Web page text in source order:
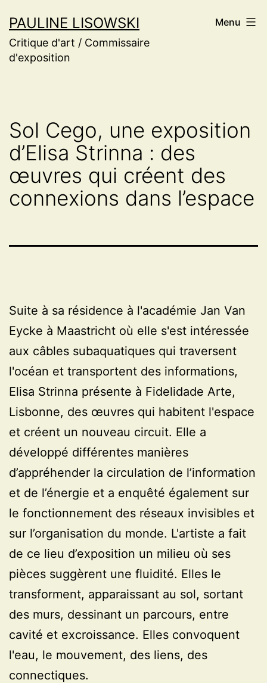
au
contenu
PAULINE LISOWSKI
Critique d'art / Commissaire
d'exposition
Menu
Sol Cego, une exposition
d’Elisa Strinna : des
œuvres qui créent des
connexions dans l’espace
Suite à sa résidence à l'académie Jan Van
Eycke à Maastricht où elle s'est intéressée
aux câbles subaquatiques qui traversent
l'océan et transportent des informations,
Elisa Strinna présente à Fidelidade Arte,
Lisbonne, des œuvres qui habitent l'espace
et créent un nouveau circuit. Elle a
développé différentes manières
d’appréhender la circulation de l’information
et de l’énergie et a enquêté également sur
le fonctionnement des réseaux invisibles et
sur l’organisation du monde. L'artiste a fait
de ce lieu d’exposition un milieu où ses
pièces suggèrent une fluidité. Elles le
transforment, apparaissant au sol, sortant
des murs, dessinant un parcours, entre
cavité et excroissance. Elles convoquent
l'eau, le mouvement, des liens, des
connectiques.